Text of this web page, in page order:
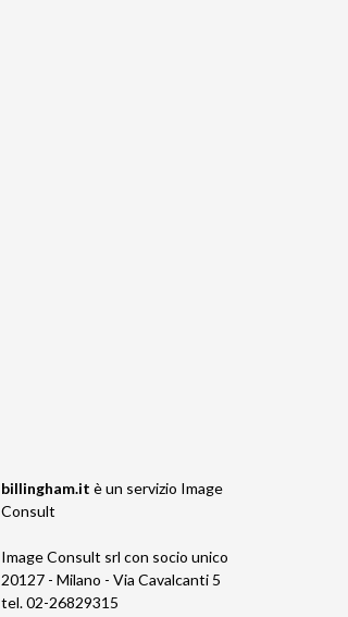
billingham.it è un servizio Image
Consult
Image Consult srl con socio unico
20127 - Milano - Via Cavalcanti 5
tel. 02-26829315